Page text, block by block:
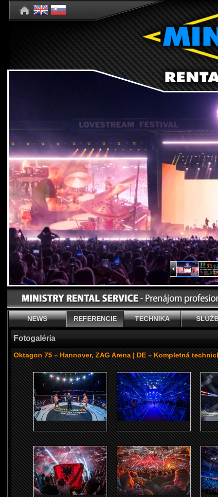
NEWS REFERENCIE TECHNIKA
Fotogaléria
Oktagon 75 – Hannover, ZAG Arena | DE – Kompletná